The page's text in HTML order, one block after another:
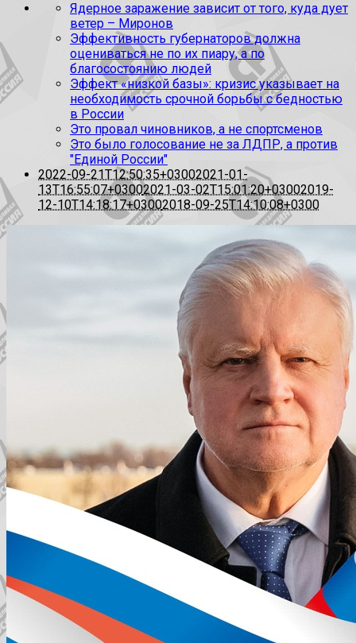
Ядерное заражение зависит от того, куда дует
ветер – Миронов
Эффективность губернаторов должна
оцениваться не по их пиару, а по
благосостоянию людей
Эффект «низкой базы»: кризис указывает на
необходимость срочной борьбы с бедностью
в России
Это провал чиновников, а не спортсменов
Это было голосование не за ЛДПР, а против
"Единой России"
2022-09-21T12:50:35+03002021-01-
13T16:55:07+03002021-03-02T15:01:20+03002019-
12-10T14:18:17+03002018-09-25T14:10:08+0300